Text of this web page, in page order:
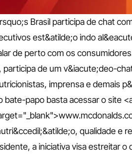
Brasil participa de chat
est&atilde;o indo
de perto com os
de um v&iacute;deo-
imprensa e demais
papo basta acessar o site
qualidade e
a iniciativa visa estreitar o